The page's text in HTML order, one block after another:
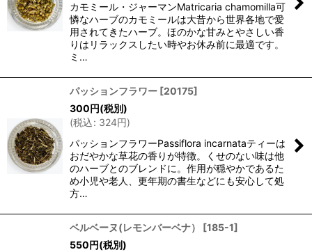
カモミール・ジャーマンMatricaria chamomilla可
憐なハーブのカモミールは大昔から世界各地で愛
用されてきたハーブ。ほのかな甘みとやさしい香
りはリラックスしたい時やお休み前に最適です。
ミ…
パッションフラワー [20175]
300円(税別)
(税込: 324円)
パッションフラワーPassiflora incarnataティーは
おだやかな草花の香りが特徴。くせのない味は他
のハーブとのブレンドに。作用が穏やかであるた
め小児や老人、更年期の書生などにも安心して処
方…
ベルベーヌ(レモンバーベナ） [185-1]
550円(税別)